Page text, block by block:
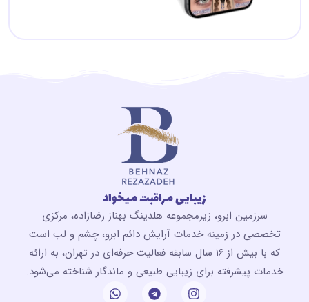
زیبایی مراقبت میخواد
سرزمین ابرو، زیرمجموعه هلدینگ بهناز رضازاده، مرکزی
تخصصی در زمینه خدمات آرایش دائم ابرو، چشم و لب است
که با بیش از ۱۶ سال سابقه فعالیت حرفه‌ای در تهران، به ارائه
خدمات پیشرفته برای زیبایی طبیعی و ماندگار شناخته می‌شود.